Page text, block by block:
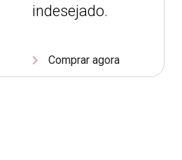
indesejado.
Comprar agora